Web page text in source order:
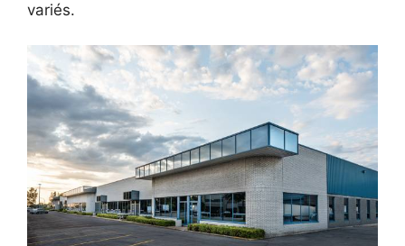
variés.